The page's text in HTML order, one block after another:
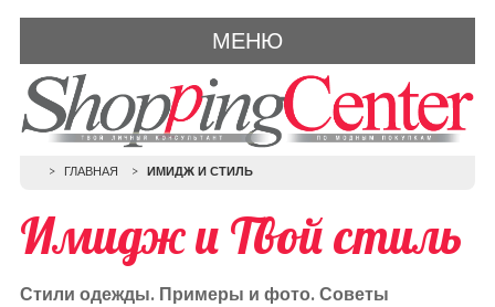
МЕНЮ
ГЛАВНАЯ ИМИДЖ И СТИЛЬ
Имидж и Твой стиль
Стили одежды. Примеры и фото. Советы